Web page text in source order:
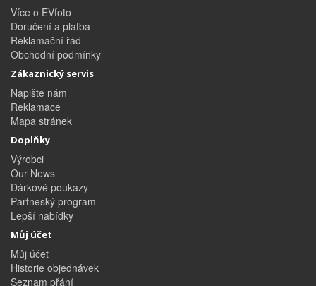
Více o EVfoto
Doručení a platba
Reklamační řád
Obchodní podmínky
Zákaznický servis
Napište nám
Reklamace
Mapa stránek
Doplňky
Výrobci
Our News
Dárkové poukazy
Partneský program
Lepší nabídky
Můj účet
Můj účet
Historie objednávek
Seznam přání